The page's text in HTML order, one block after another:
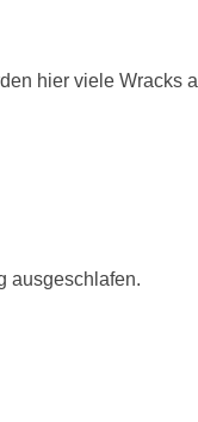
hier viele Wracks
ausgeschlafen.